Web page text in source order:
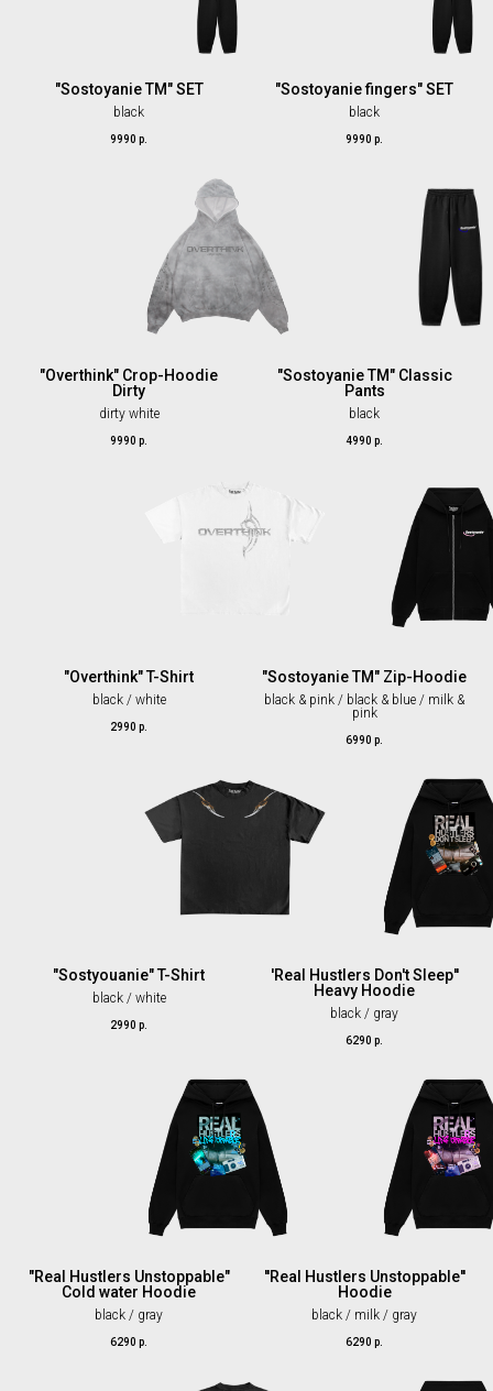
"Sostoyanie TM" SET
black
9990 р.
"Sostoyanie fingers" SET
black
9990 р.
"Overthink" Crop-Hoodie
Dirty
dirty white
9990 р.
"Sostoyanie TM" Classic
Pants
black
4990 р.
"Overthink" T-Shirt
black / white
2990 р.
"Sostoyanie TM" Zip-Hoodie
black & pink / black & blue / milk &
pink
6990 р.
"Sostyouanie" T-Shirt
black / white
2990 р.
'Real Hustlers Don't Sleep''
Heavy Hoodie
black / gray
6290 р.
"Real Hustlers Unstoppable"
Cold water Hoodie
black / gray
6290 р.
''Real Hustlers Unstoppable''
Hoodie
black / milk / gray
6290 р.